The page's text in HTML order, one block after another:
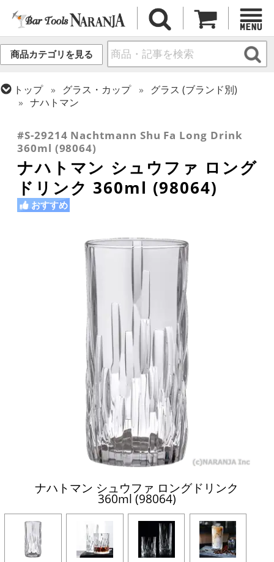
商品カテゴリを見る
トップ グラス・カップ
グラス (ブランド別)
ナハトマン
コリンズグラス
#S-29214 Nachtmann Shu Fa Long Drink
360ml (98064)
ナハトマン シュウファ ロング
ドリンク 360ml (98064)
おすすめ
ナハトマン シュウファ ロングドリンク
360ml (98064)